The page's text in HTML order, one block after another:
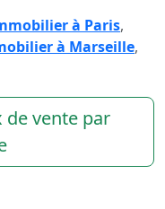
à Paris,
à Marseille,
de vente par